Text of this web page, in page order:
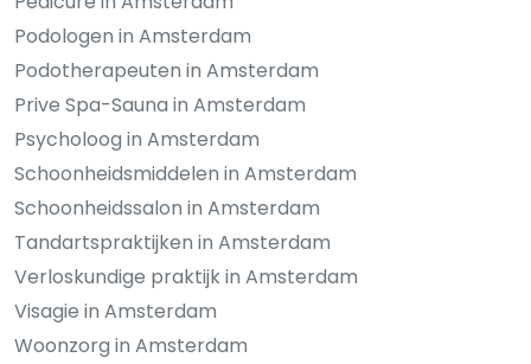
Podologen in Amsterdam
Podotherapeuten in Amsterdam
Prive Spa-Sauna in Amsterdam
Psycholoog in Amsterdam
Schoonheidsmiddelen in Amsterdam
Schoonheidssalon in Amsterdam
Tandartspraktijken in Amsterdam
Verloskundige praktijk in Amsterdam
Visagie in Amsterdam
Woonzorg in Amsterdam